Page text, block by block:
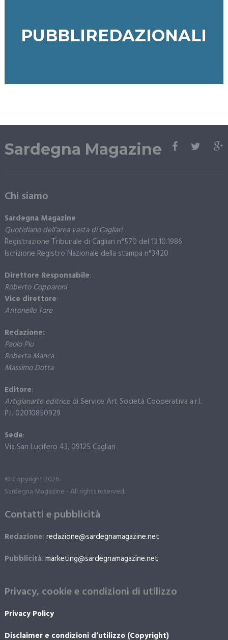
PUBBLIREDAZIONALI
Sardegna Magazine
Chi siamo
Sardegna Magazine
Quotidiano dell’area vasta di Cagliari
Registrazione Tribunale di Cagliari n°570 del 13.10.1986
Iscrizione Registro Nazionale della stampa n°3420
Direttore Responsabile:
Roberto Copparoni
Vice direttore:
Antonello Tore
Redazione:
Paolo Piu
Roberta Manca
Massimo Dotta
Editore:
Artigianarte editricedi Service Art Società Cooperativa a.r.l.
P.I. 02010850929
Sede:
Via San Lucifero 43, 09125 Cagliari
© Copyright 2026.
Sardegna Magazine - All rights reserved.
Contatti e pubblicità
Redazione: redazione@sardegnamagazine.net
Pubblicità: marketing@sardegnamagazine.net
Privacy, cookie e condizioni di utilizzo
Privacy Policy
Disclaimer e condizioni d’utilizzo (Copyright)